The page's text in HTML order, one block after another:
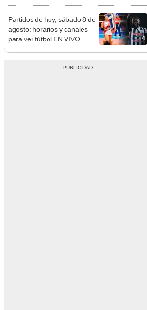
4
Partidos de hoy, sábado 8 de
agosto: horarios y canales
para ver fútbol EN VIVO